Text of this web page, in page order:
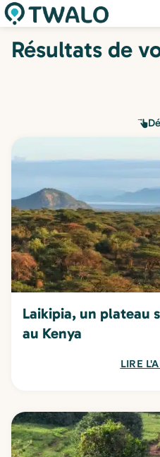
Résultats de
Laikipia, un plateau
au Kenya
LIRE